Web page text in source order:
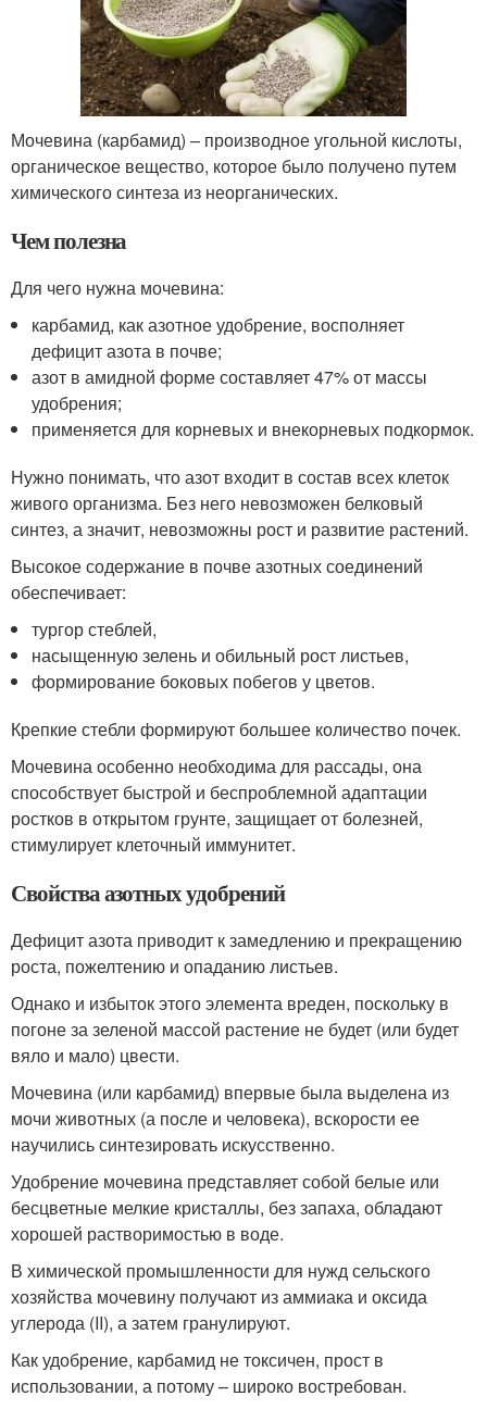
Мочевина (карбамид) – производное угольной кислоты,
органическое вещество, которое было получено путем
химического синтеза из неорганических.
Чем полезна
Для чего нужна мочевина:
карбамид, как азотное удобрение, восполняет
дефицит азота в почве;
азот в амидной форме составляет 47% от массы
удобрения;
применяется для корневых и внекорневых подкормок.
Нужно понимать, что азот входит в состав всех клеток
живого организма. Без него невозможен белковый
синтез, а значит, невозможны рост и развитие растений.
Высокое содержание в почве азотных соединений
обеспечивает:
тургор стеблей,
насыщенную зелень и обильный рост листьев,
формирование боковых побегов у цветов.
Крепкие стебли формируют большее количество почек.
Мочевина особенно необходима для рассады, она
способствует быстрой и беспроблемной адаптации
ростков в открытом грунте, защищает от болезней,
стимулирует клеточный иммунитет.
Свойства азотных удобрений
Дефицит азота приводит к замедлению и прекращению
роста, пожелтению и опаданию листьев.
Однако и избыток этого элемента вреден, поскольку в
погоне за зеленой массой растение не будет (или будет
вяло и мало) цвести.
Мочевина (или карбамид) впервые была выделена из
мочи животных (а после и человека), вскорости ее
научились синтезировать искусственно.
Удобрение мочевина представляет собой белые или
бесцветные мелкие кристаллы, без запаха, обладают
хорошей растворимостью в воде.
В химической промышленности для нужд сельского
хозяйства мочевину получают из аммиака и оксида
углерода (II), а затем гранулируют.
Как удобрение, карбамид не токсичен, прост в
использовании, а потому – широко востребован.